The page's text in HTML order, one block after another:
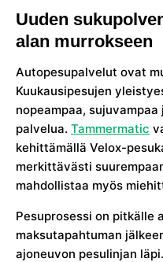
Uuden
alan murrokseen
Autopesupalvelut ovat
Kuukausipesujen
nopeampaa,
palvelua. Tammermatic
kehittämällä Velox-
merkittävästi
mahdollistaa myös
Pesuprosessi on pitkälle
maksutapahtuman
ajoneuvon pesulinjan